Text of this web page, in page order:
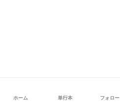
ホーム 単行本 フォロー